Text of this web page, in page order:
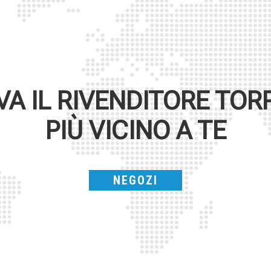
IL RIVENDITORE
PIÙ VICINO A TE
NEGOZI